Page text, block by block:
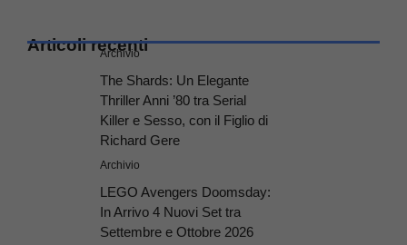
Articoli recenti
Archivio
The Shards: Un Elegante
Thriller Anni ’80 tra Serial
Killer e Sesso, con il Figlio di
Richard Gere
Archivio
LEGO Avengers Doomsday:
In Arrivo 4 Nuovi Set tra
Settembre e Ottobre 2026